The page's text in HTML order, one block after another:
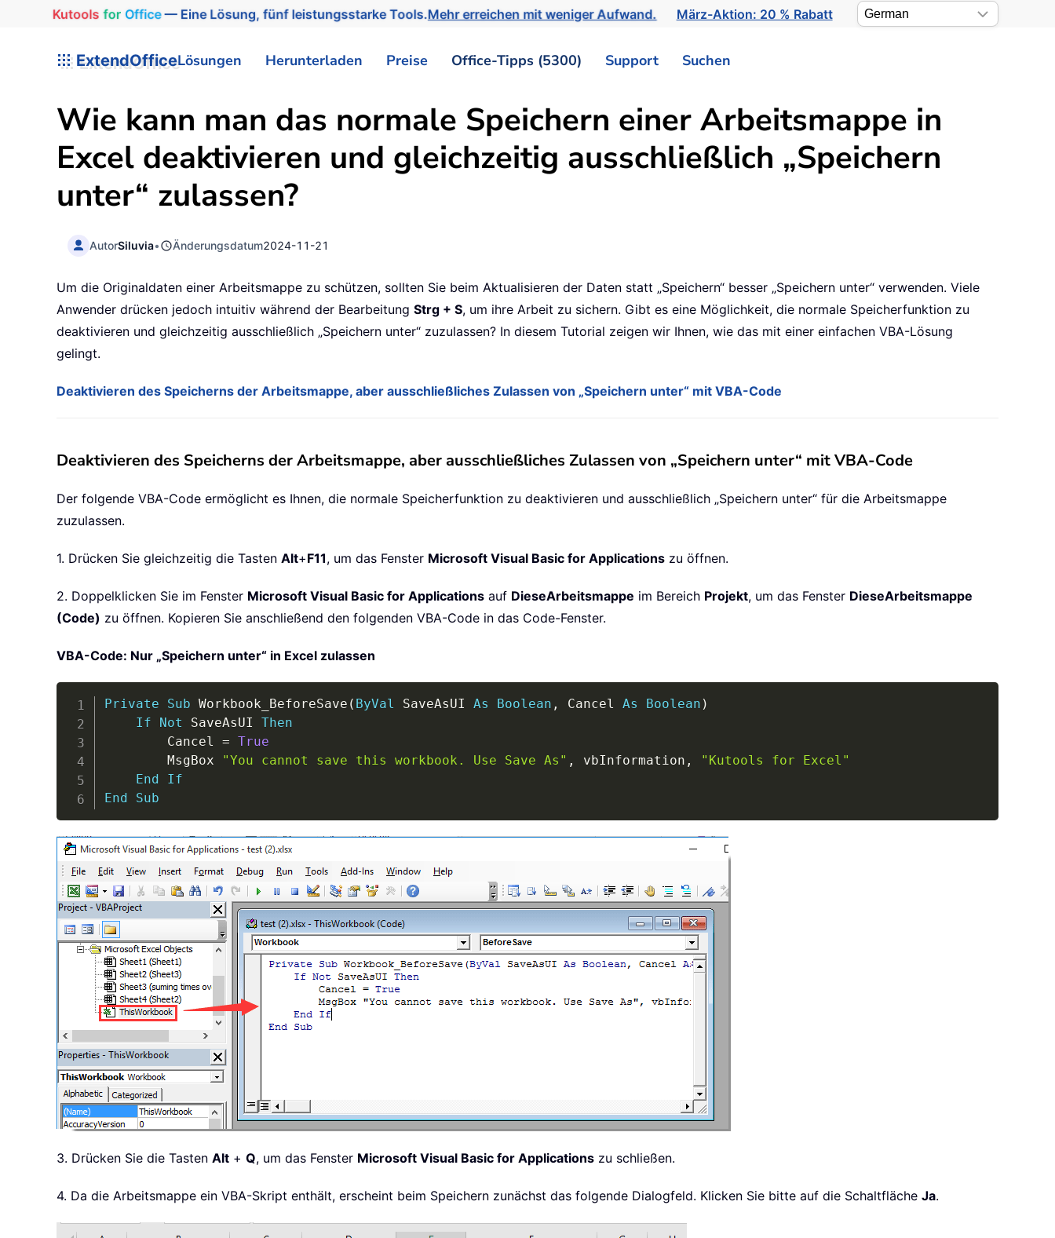
Kutools for Office— Eine Lösung, fünf leistungsstarke Tools.Mehr erreichen mit weniger Aufwand. März-Aktion: 20 % Rabatt
ExtendOfficeLösungen Herunterladen Preise Office-Tipps (5300) Support Suchen
Wie kann man das normale Speichern einer Arbeitsmappe in
Excel deaktivieren und gleichzeitig ausschließlich „Speichern
unter“ zulassen?
AutorSiluvia• Änderungsdatum2024-11-21
Um die Originaldaten einer Arbeitsmappe zu schützen, sollten Sie beim Aktualisieren der Daten statt „Speichern“ besser „Speichern unter“ verwenden. Viele
Anwender drücken jedoch intuitiv während der Bearbeitung Strg + S, um ihre Arbeit zu sichern. Gibt es eine Möglichkeit, die normale Speicherfunktion zu
deaktivieren und gleichzeitig ausschließlich „Speichern unter“ zuzulassen? In diesem Tutorial zeigen wir Ihnen, wie das mit einer einfachen VBA-Lösung
gelingt.
Deaktivieren des Speicherns der Arbeitsmappe, aber ausschließliches Zulassen von „Speichern unter“ mit VBA-Code
Deaktivieren des Speicherns der Arbeitsmappe, aber ausschließliches Zulassen von „Speichern unter“ mit VBA-Code
Der folgende VBA-Code ermöglicht es Ihnen, die normale Speicherfunktion zu deaktivieren und ausschließlich „Speichern unter“ für die Arbeitsmappe
zuzulassen.
1. Drücken Sie gleichzeitig die Tasten Alt+F11, um das Fenster Microsoft Visual Basic for Applications zu öffnen.
2. Doppelklicken Sie im Fenster Microsoft Visual Basic for Applications auf DieseArbeitsmappe im Bereich Projekt, um das Fenster DieseArbeitsmappe
(Code) zu öffnen. Kopieren Sie anschließend den folgenden VBA-Code in das Code-Fenster.
VBA-Code: Nur „Speichern unter“ in Excel zulassen
Private Sub Workbook_BeforeSave ( ByVal SaveAsUI As Boolean , Cancel As Boolean )
If
Not SaveAsUI Then
        Cancel
= True
        MsgBox
"You cannot save this workbook. Use Save As" , vbInformation ,
"Kutools for Excel"
End
If
End
Sub
3. Drücken Sie die Tasten Alt + Q, um das Fenster Microsoft Visual Basic for Applications zu schließen.
4. Da die Arbeitsmappe ein VBA-Skript enthält, erscheint beim Speichern zunächst das folgende Dialogfeld. Klicken Sie bitte auf die Schaltfläche Ja.